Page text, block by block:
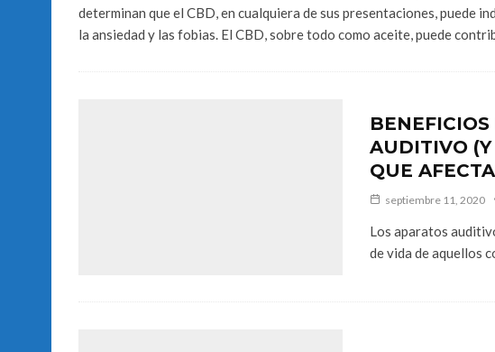
determinan que el CBD, en cualquiera de sus presentaciones, puede
la ansiedad y las fobias. El CBD, sobre todo como aceite, puede
AUDITIVO
QUE
septiembre 11, 2020
Los aparatos
de vida de aquellos